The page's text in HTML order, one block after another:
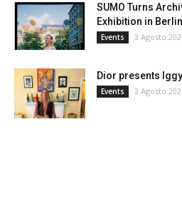
SUMO Turns
Exhibition in Berlin
Events 3 Agosto
Dior presents
Events 3 Agosto